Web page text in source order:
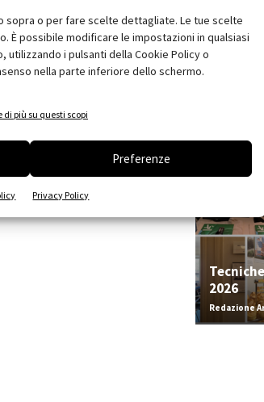
sopra o per fare scelte dettagliate. Le tue scelte
È possibile modificare le impostazioni in qualsiasi
i pulsanti della Cookie Policy o
nella parte inferiore dello schermo.
di più su questi scopi
Preferenze
Privacy Policy
2026
Redazione